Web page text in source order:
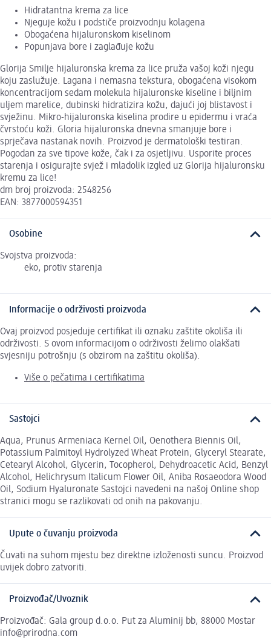
Hidratantna krema za lice
Njeguje kožu i podstiče proizvodnju kolagena
Obogaćena hijaluronskom kiselinom
Popunjava bore i zaglađuje kožu
Glorija Smilje hijaluronska krema za lice pruža vašoj koži njegu
koju zaslužuje. Lagana i nemasna tekstura, obogaćena visokom
koncentracijom sedam molekula hijaluronske kiseline i biljnim
uljem marelice, dubinski hidratizira kožu, dajući joj blistavost i
svježinu. Mikro-hijaluronska kiselina prodire u epidermu i vraća
čvrstoću koži. Gloria hijaluronska dnevna smanjuje bore i
sprječava nastanak novih. Proizvod je dermatološki testiran.
Pogodan za sve tipove kože, čak i za osjetljivu. Usporite proces
starenja i osigurajte svjež i mladolik izgled uz Glorija hijaluronsku
kremu za lice!
dm broj proizvoda: 2548256
EAN: 3877000594351
Osobine
Svojstva proizvoda:
eko, protiv starenja
Informacije o održivosti proizvoda
Ovaj proizvod posjeduje certifikat ili oznaku zaštite okoliša ili
održivosti. S ovom informacijom o održivosti želimo olakšati
svjesniju potrošnju (s obzirom na zaštitu okoliša).
Više o pečatima i certifikatima
Sastojci
Aqua, Prunus Armeniaca Kernel Oil, Oenothera Biennis Oil,
Potassium Palmitoyl Hydrolyzed Wheat Protein, Glyceryl Stearate,
Cetearyl Alcohol, Glycerin, Tocopherol, Dehydroacetic Acid, Benzyl
Alcohol, Helichrysum Italicum Flower Oil, Aniba Rosaeodora Wood
Oil, Sodium Hyaluronate Sastojci navedeni na našoj Online shop
stranici mogu se razlikovati od onih na pakovanju.
Upute o čuvanju proizvoda
Čuvati na suhom mjestu bez direktne izloženosti suncu. Proizvod
uvijek dobro zatvoriti.
Proizvođač/Uvoznik
Proizvođač: Gala group d.o.o. Put za Aluminij bb, 88000 Mostar
info@prirodna.com